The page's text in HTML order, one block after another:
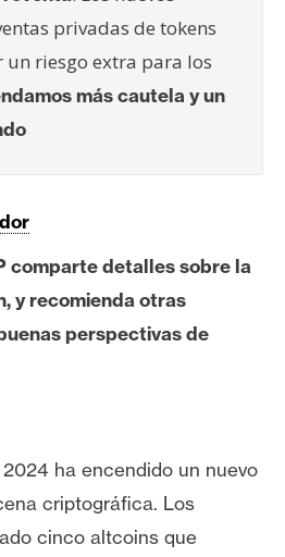
privadas de tokens
riesgo extra para los
más cautela y un
comparte detalles sobre la
y recomienda otras
perspectivas de
ha encendido un nuevo
criptográfica. Los
cinco altcoins que